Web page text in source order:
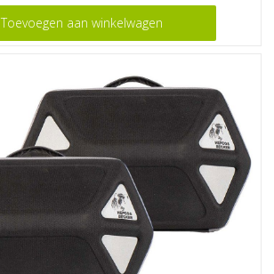
Toevoegen aan winkelwagen